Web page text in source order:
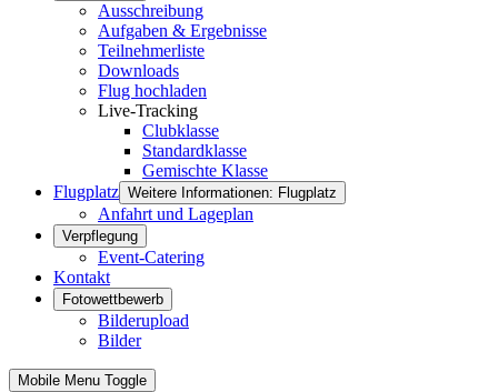
Ausschreibung
Aufgaben & Ergebnisse
Teilnehmerliste
Downloads
Flug hochladen
Live-Tracking
Clubklasse
Standardklasse
Gemischte Klasse
Flugplatz Weitere Informationen: Flugplatz
Anfahrt und Lageplan
Verpflegung
Event-Catering
Kontakt
Fotowettbewerb
Bilderupload
Bilder
Mobile Menu Toggle